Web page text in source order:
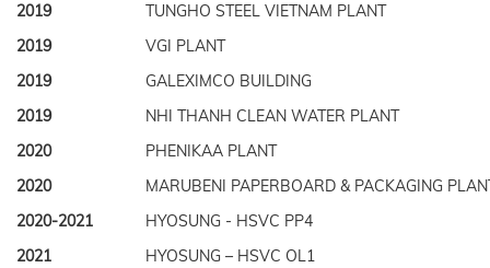
2019
TUNGHO STEEL VIETNAM PLANT
2019
VGI PLANT
2019
GALEXIMCO BUILDING
2019
NHI THANH CLEAN WATER PLANT
2020
PHENIKAA PLANT
2020
MARUBENI PAPERBOARD & PACKAGING
2020-2021
HYOSUNG - HSVC PP4
2021
HYOSUNG – HSVC OL1